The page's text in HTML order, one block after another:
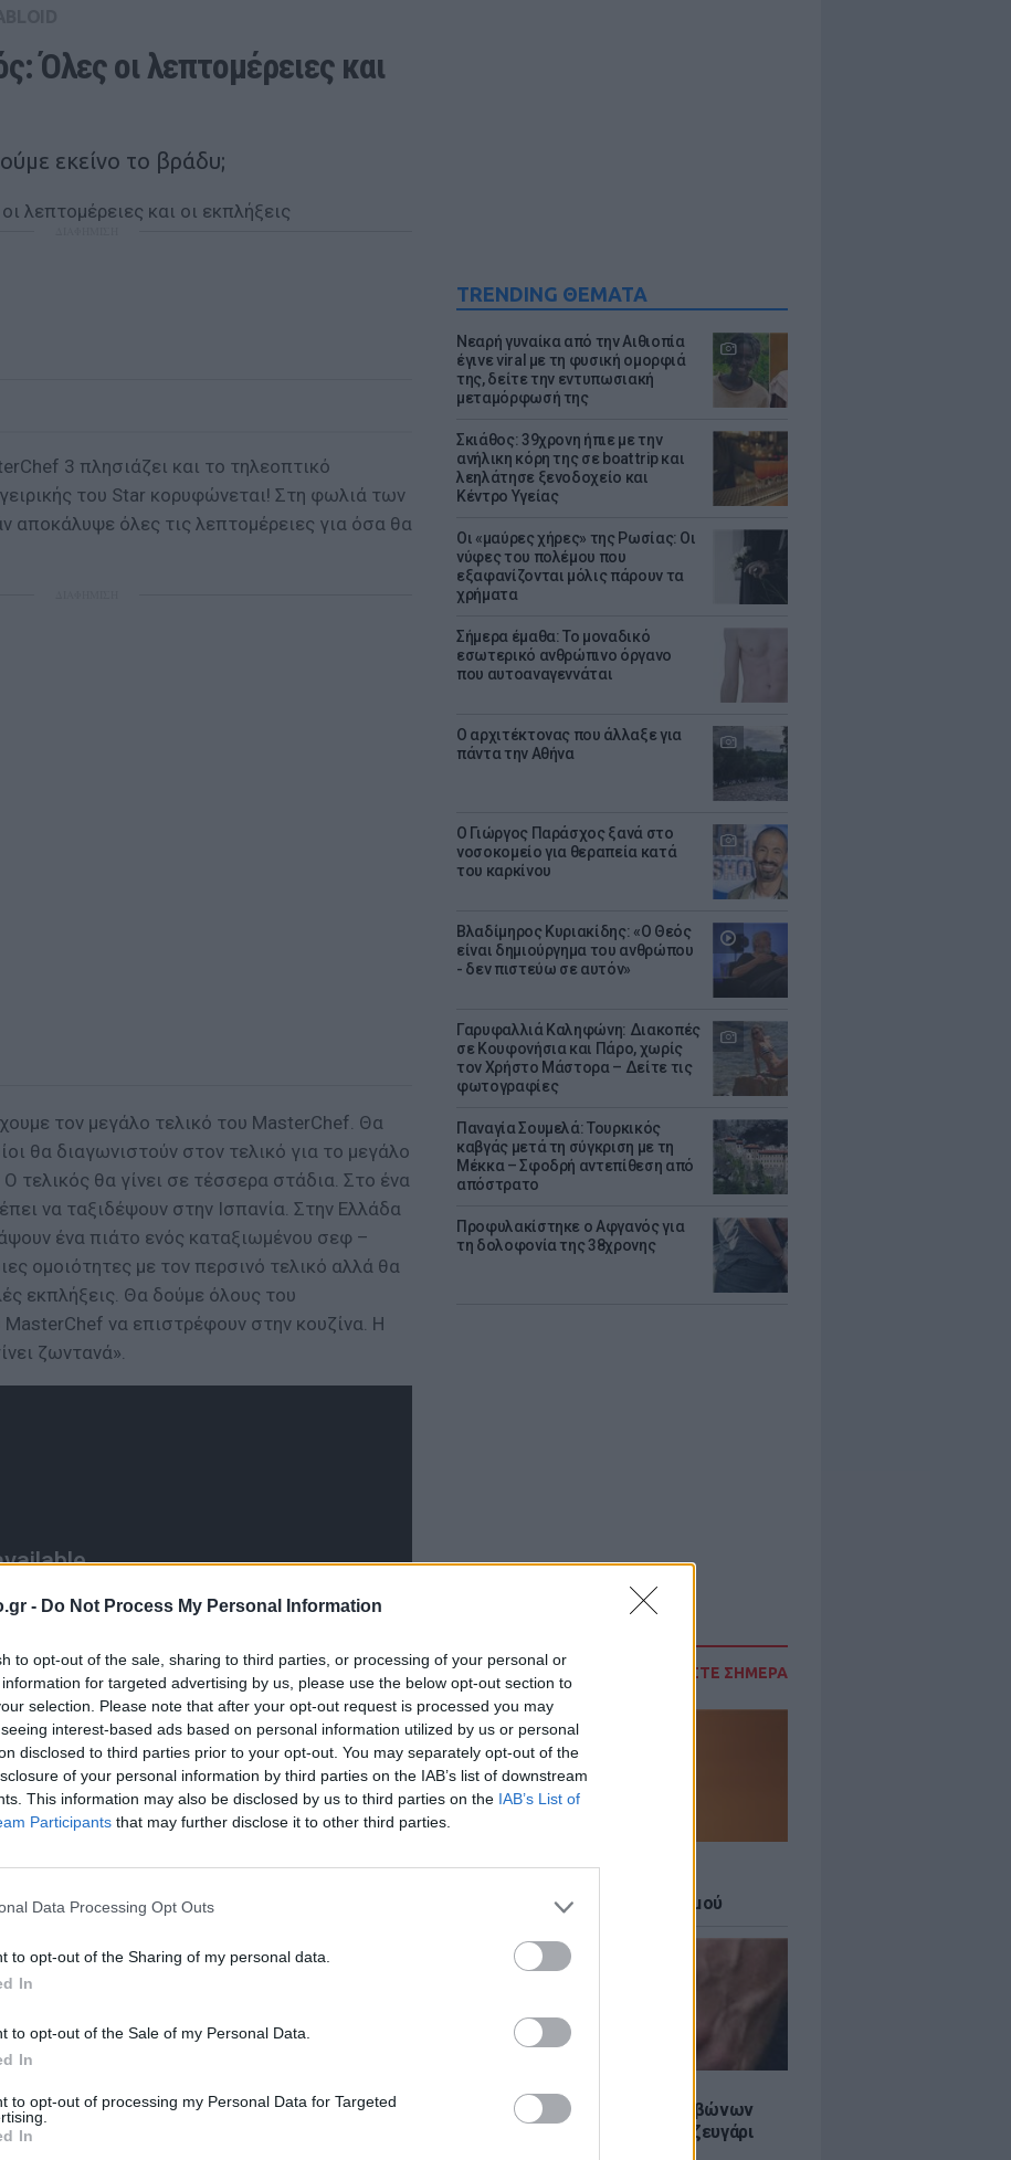
- Do Not Process My Personal Information
to opt-out of the sale, sharing to third parties, or processing of your personal or
for targeted advertising by us, please use the below opt-out section to
selection. Please note that after your opt-out request is processed you may
interest-based ads based on personal information utilized by us or personal
disclosed to third parties prior to your opt-out. You may separately opt-out of the
of your personal information by third parties on the IAB’s list of downstream
This information may also be disclosed by us to third parties on the IAB’s List of
Participants that may further disclose it to other third parties.
Data Processing Opt Outs
to opt-out of the Sharing of my personal data.
In
to opt-out of the Sale of my Personal Data.
In
to opt-out of processing my Personal Data for Targeted
In
TRENDING ΘΕΜΑΤΑ
Νεαρή γυναίκα από την Αιθιοπία
έγινε viral με τη φυσική ομορφιά
της, δείτε την εντυπωσιακή
μεταμόρφωσή της
Σκιάθος: 39χρονη ήπιε με την
ανήλικη κόρη της σε boat trip και
λεηλάτησε ξενοδοχείο και
Κέντρο Υγείας
Οι «μαύρες χήρες» της Ρωσίας: Οι
νύφες του πολέμου που
εξαφανίζονται μόλις πάρουν τα
χρήματα
Σήμερα έμαθα: Το μοναδικό
εσωτερικό ανθρώπινο όργανο
που αυτοαναγεννάται
Ο αρχιτέκτονας που άλλαξε για
πάντα την Αθήνα
O Γιώργος Παράσχος ξανά στο
νοσοκομείο για θεραπεία κατά
του καρκίνου
Βλαδίμηρος Κυριακίδης: «Ο Θεός
είναι δημιούργημα του ανθρώπου
- δεν πιστεύω σε αυτόν»
Γαρυφαλλιά Καληφώνη: Διακοπές
σε Κουφονήσια και Πάρο, χωρίς
τον Χρήστο Μάστορα – Δείτε τις
φωτογραφίες
Παναγία Σουμελά: Τουρκικός
καβγάς μετά τη σύγκριση με τη
Μέκκα – Σφοδρή αντεπίθεση από
απόστρατο
Προφυλακίστηκε ο Αφγανός για
τη δολοφονία της 38χρονης
ΔΙΑΒΑΣΤΕ ΣΗΜΕΡΑ
υψηλότερο επίπεδο συναγερμού
Τους είδαν με δαχτυλίδι αρραβώνων
στο Παρίσι - Μήπως διάσημο ζευγάρι
Όλες οι λεπτομέρειες και
εκείνο το βράδυ;
3 πλησιάζει και το τηλεοπτικό
του Star κορυφώνεται! Στη φωλιά των
αποκάλυψε όλες τις λεπτομέρειες για όσα θα
τον μεγάλο τελικό του MasterChef. Θα
θα διαγωνιστούν στον τελικό για το μεγάλο
τελικός θα γίνει σε τέσσερα στάδια. Στο ένα
να ταξιδέψουν στην Ισπανία. Στην Ελλάδα
ένα πιάτο ενός καταξιωμένου σεφ –
ομοιότητες με τον περσινό τελικό αλλά θα
εκπλήξεις. Θα δούμε όλους του
να επιστρέφουν στην κουζίνα. Η
ζωντανά».